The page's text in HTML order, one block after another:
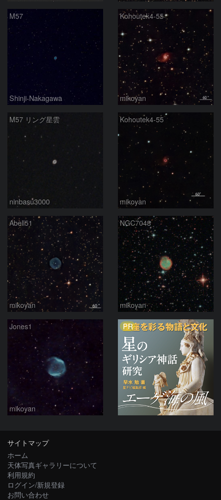
M57
Shinji-Nakagawa
Kohoutek4-55
mikoyan
M57 リング星雲
ninbasu3000
Kohoutek4-55
mikoyan
Abell51
mikoyan
NGC7048
mikoyan
Jones1
mikoyan
PR
サイトマップ
ホーム
天体写真ギャラリーについて
利用規約
ログイン/新規登録
お問い合わせ